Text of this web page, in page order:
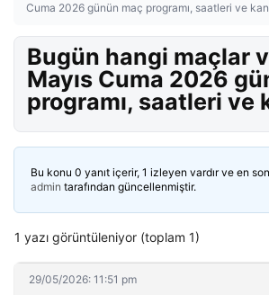
Cuma 2026 günün maç programı, saatleri ve
Bugün hangi maçlar
Mayıs Cuma 2026
programı, saatleri ve
Bu konu 0 yanıt içerir, 1 izleyen vardır ve en son
admin tarafından güncellenmiştir.
1 yazı görüntüleniyor (toplam 1)
29/05/2026: 11:51 pm